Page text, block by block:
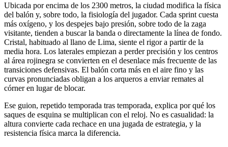
Ubicada por encima de los 2300 metros, la ciudad modifica la física
del balón y, sobre todo, la fisiología del jugador. Cada sprint cuesta
más oxígeno, y los despejes bajo presión, sobre todo de la zaga
visitante, tienden a buscar la banda o directamente la línea de fondo.
Cristal, habituado al llano de Lima, siente el rigor a partir de la
media hora. Los laterales empiezan a perder precisión y los centros
al área rojinegra se convierten en el desenlace más frecuente de las
transiciones defensivas. El balón corta más en el aire fino y las
curvas pronunciadas obligan a los arqueros a enviar remates al
córner en lugar de blocar.
Ese guion, repetido temporada tras temporada, explica por qué los
saques de esquina se multiplican con el reloj. No es casualidad: la
altura convierte cada rechace en una jugada de estrategia, y la
resistencia física marca la diferencia.